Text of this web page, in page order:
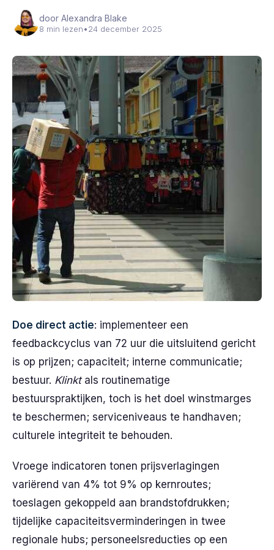
door Alexandra Blake
8 min lezen•24 december 2025
Doe direct actie: implementeer een
feedbackcyclus van 72 uur die uitsluitend gericht
is op prijzen; capaciteit; interne communicatie;
bestuur. Klinktals routinematige
bestuurspraktijken, toch is het doel winstmarges
te beschermen; serviceniveaus te handhaven;
culturele integriteit te behouden.
Vroege indicatoren tonen prijsverlagingen
variërend van 4% tot 9% op kernroutes;
toeslagen gekoppeld aan brandstofdrukken;
tijdelijke capaciteitsverminderingen in twee
regionale hubs; personeelsreducties op een